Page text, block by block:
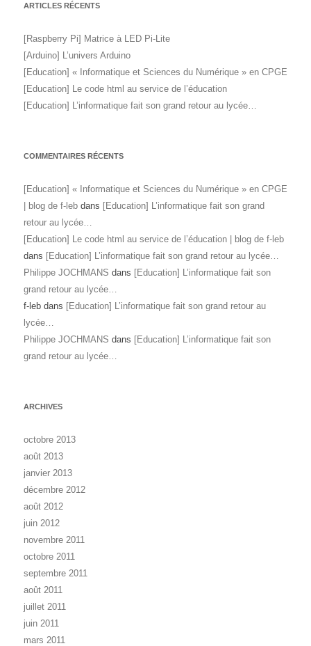
ARTICLES RÉCENTS
[Raspberry Pi] Matrice à LED Pi-Lite
[Arduino] L’univers Arduino
[Education] « Informatique et Sciences du Numérique » en CPGE
[Education] Le code html au service de l’éducation
[Education] L’informatique fait son grand retour au lycée…
COMMENTAIRES RÉCENTS
[Education] « Informatique et Sciences du Numérique » en CPGE
| blog de f-leb dans [Education] L’informatique fait son grand
retour au lycée…
[Education] Le code html au service de l’éducation | blog de f-leb
dans [Education] L’informatique fait son grand retour au lycée…
Philippe JOCHMANS dans [Education] L’informatique fait son
grand retour au lycée…
f-leb dans [Education] L’informatique fait son grand retour au
lycée…
Philippe JOCHMANS dans [Education] L’informatique fait son
grand retour au lycée…
ARCHIVES
octobre 2013
août 2013
janvier 2013
décembre 2012
août 2012
juin 2012
novembre 2011
octobre 2011
septembre 2011
août 2011
juillet 2011
juin 2011
mars 2011